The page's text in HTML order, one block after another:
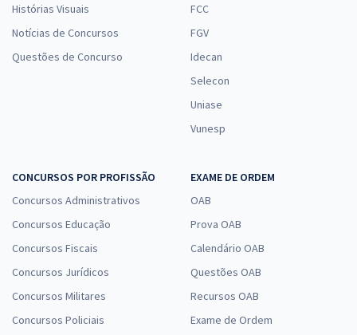
Histórias Visuais
Notícias de Concursos
Questões de Concurso
FCC
FGV
Idecan
Selecon
Uniase
Vunesp
CONCURSOS POR PROFISSÃO
Concursos Administrativos
Concursos Educação
Concursos Fiscais
Concursos Jurídicos
Concursos Militares
Concursos Policiais
EXAME DE ORDEM
OAB
Prova OAB
Calendário OAB
Questões OAB
Recursos OAB
Exame de Ordem